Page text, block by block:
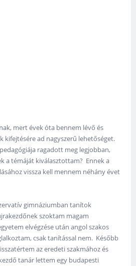
mert évek óta bennem lévő és
kifejtésére ad nagyszerű lehetőséget.
ragadott meg legjobban,
a témáját kiválasztottam? Ennek a
vissza kell mennem néhány évet
gimnáziumban tanítok
szoktam magam
elvégzése után angol szakos
csak tanítással nem. Később
az eredeti szakmához és
tanár lettem egy budapesti